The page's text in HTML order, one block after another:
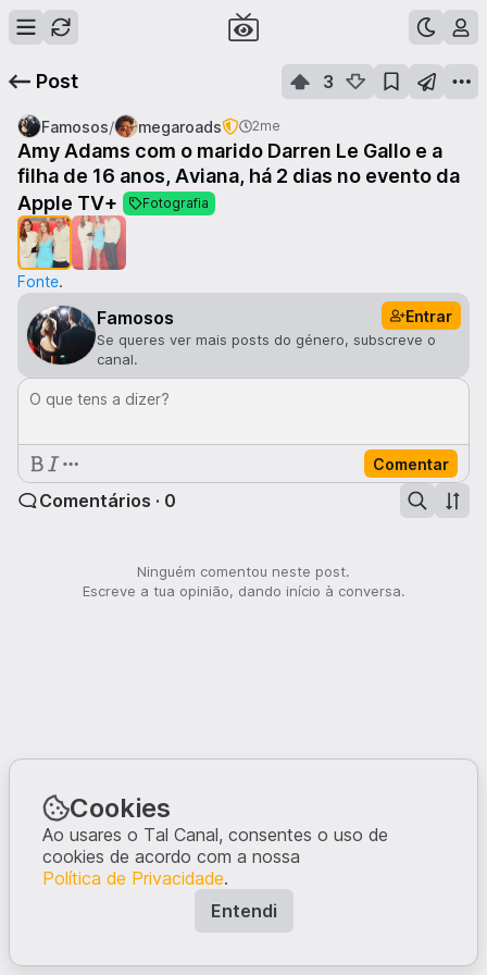
Post 3
Famosos/ megaroads 2me
Amy Adams com o marido Darren Le Gallo e a
filha de 16 anos, Aviana, há 2 dias no evento da
Apple TV+
Fotografia
de
Fonte.
Famosos Entrar
Se queres ver mais posts do género, subscreve o
canal.
O que tens a dizer?
Comentar
Comentários · 0
Ninguém comentou neste post.
Escreve a tua opinião, dando início à conversa.
Cookies
Ao usares o Tal Canal, consentes o uso de
cookies de acordo com a nossa
Política de Privacidade.
Entendi